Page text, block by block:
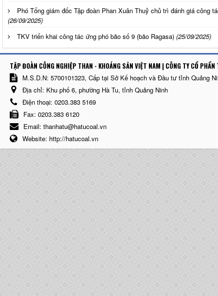
Phó Tổng giám đốc Tập đoàn Phan Xuân Thuỷ chủ trì đánh giá công
(26/09/2025)
TKV triển khai công tác ứng phó bão số 9 (bão Ragasa) (25/09/2025)
TẬP ĐOÀN CÔNG NGHIỆP THAN - KHOÁNG SẢN VIỆT NAM | CÔNG TY CỔ
M.S.D.N: 5700101323, Cấp tại Sở Kế hoạch và Đầu tư tỉnh Quảng
Địa chỉ: Khu phố 6, phường Hà Tu, tỉnh Quảng Ninh
Điện thoại: 0203.383 5169
Fax: 0203.383 6120
Email: thanhatu@hatucoal.vn
Website: http://hatucoal.vn